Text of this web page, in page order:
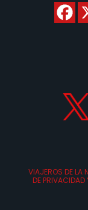
VIAJEROS DE LA
DE PRIVACIDAD